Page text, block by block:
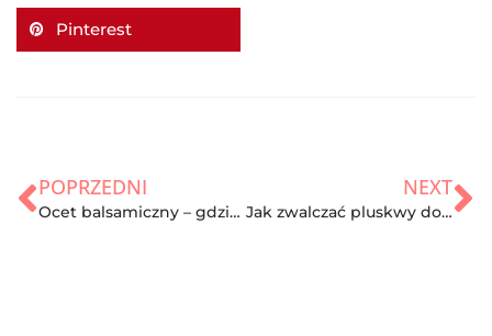
Pinterest
POPRZEDNI
Ocet balsamiczny – gdzie stosować? Jakie korzyści zdrowotne posiada?
NEXT
Jak zwalczać pluskwy domowe? Skąd się biorą w naszym domu?